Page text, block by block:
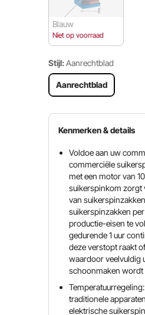
Blauw
Niet op voorraad
Stijl: Aanrechtblad
Aanrechtblad
Kenmerken & details
Voldoe aan uw
commerciële
met een motor van
suikerspinkom zorgt
van
suikerspinzakken
productie-eisen te
gedurende 1 uur
deze verstopt raakt
waardoor veelvuldig
schoonmaken wordt
traditionele
elektrische